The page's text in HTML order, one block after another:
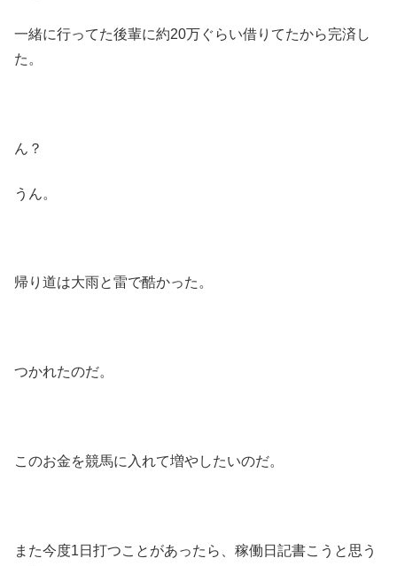
一緒に行ってた後輩に約20万ぐらい借りてたから完済し
た。
ん？
うん。
帰り道は大雨と雷で酷かった。
つかれたのだ。
このお金を競馬に入れて増やしたいのだ。
また今度1日打つことがあったら、稼働日記書こうと思う